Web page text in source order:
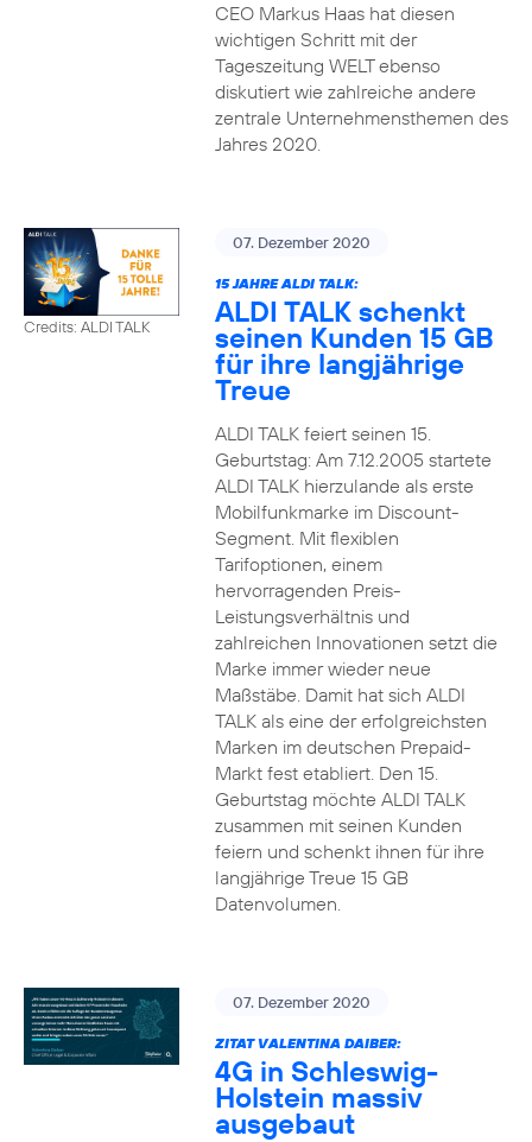
CEO Markus Haas hat diesen
wichtigen Schritt mit der
Tageszeitung WELT ebenso
diskutiert wie zahlreiche andere
zentrale Unternehmensthemen des
Jahres 2020.
Credits: ALDI TALK
07. Dezember 2020
15 JAHRE ALDI TALK:
ALDI TALK schenkt
seinen Kunden 15 GB
für ihre langjährige
Treue
ALDI TALK feiert seinen 15.
Geburtstag: Am 7.12.2005 startete
ALDI TALK hierzulande als erste
Mobilfunkmarke im Discount-
Segment. Mit flexiblen
Tarifoptionen, einem
hervorragenden Preis-
Leistungsverhältnis und
zahlreichen Innovationen setzt die
Marke immer wieder neue
Maßstäbe. Damit hat sich ALDI
TALK als eine der erfolgreichsten
Marken im deutschen Prepaid-
Markt fest etabliert. Den 15.
Geburtstag möchte ALDI TALK
zusammen mit seinen Kunden
feiern und schenkt ihnen für ihre
langjährige Treue 15 GB
Datenvolumen.
07. Dezember 2020
ZITAT VALENTINA DAIBER:
4G in Schleswig-
Holstein massiv
ausgebaut